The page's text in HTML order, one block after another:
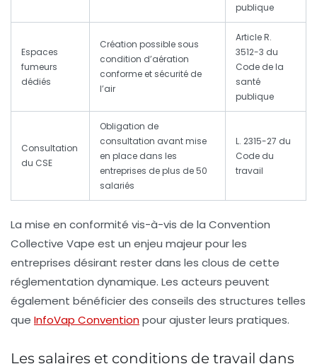
publique
Espaces
fumeurs
dédiés
Création possible sous
condition d’aération
conforme et sécurité de
l’air
Article R.
3512-3 du
Code de la
santé
publique
Consultation
du CSE
Obligation de
consultation avant mise
en place dans les
entreprises de plus de 50
salariés
L. 2315-27 du
Code du
travail
La mise en conformité vis-à-vis de la Convention
Collective Vape est un enjeu majeur pour les
entreprises désirant rester dans les clous de cette
réglementation dynamique. Les acteurs peuvent
également bénéficier des conseils des structures telles
que InfoVap Conventionpour ajuster leurs pratiques.
Les salaires et conditions de travail dans